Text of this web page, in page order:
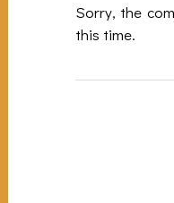
Sorry, the
this time.